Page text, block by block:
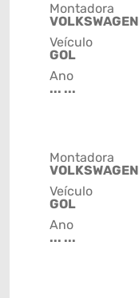
Montadora
VOLKSWAGEN
Veículo
GOL
Ano
... ...
Montadora
VOLKSWAGEN
Veículo
GOL
Ano
... ...